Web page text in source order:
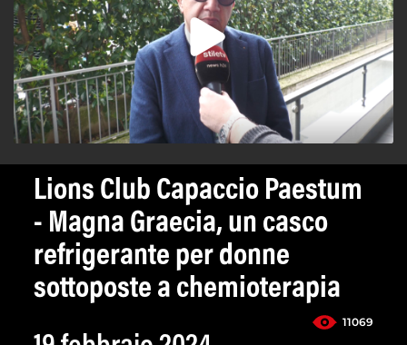
Lions Club Capaccio Paestum
- Magna Graecia, un casco
refrigerante per donne
sottoposte a chemioterapia
11069